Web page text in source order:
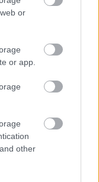
or
or app.
other
με μωσαϊκό
στους
από νωρίς (πολύ
και
μανιτάρι,
χειροποίητο